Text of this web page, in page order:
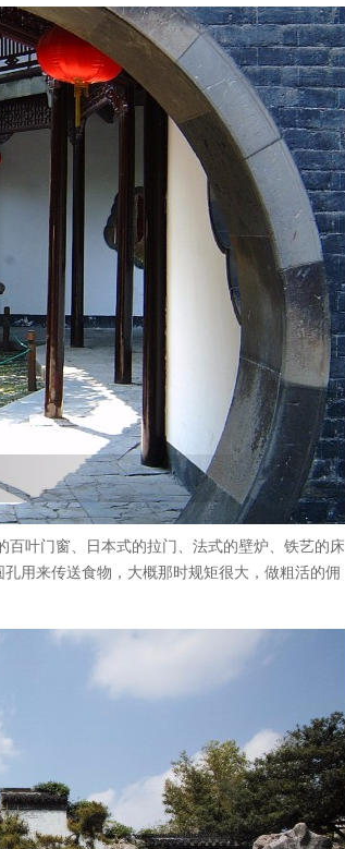
叶门窗、日本式的拉门、法式的壁炉、铁艺的床
用来传送食物，大概那时规矩很大，做粗活的佣